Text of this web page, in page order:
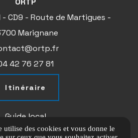
CD9 - Route de Martigues -
Marignane
42 76 27 81
Itinéraire
Guide local
complémentaires
utilise des cookies et vous donne le